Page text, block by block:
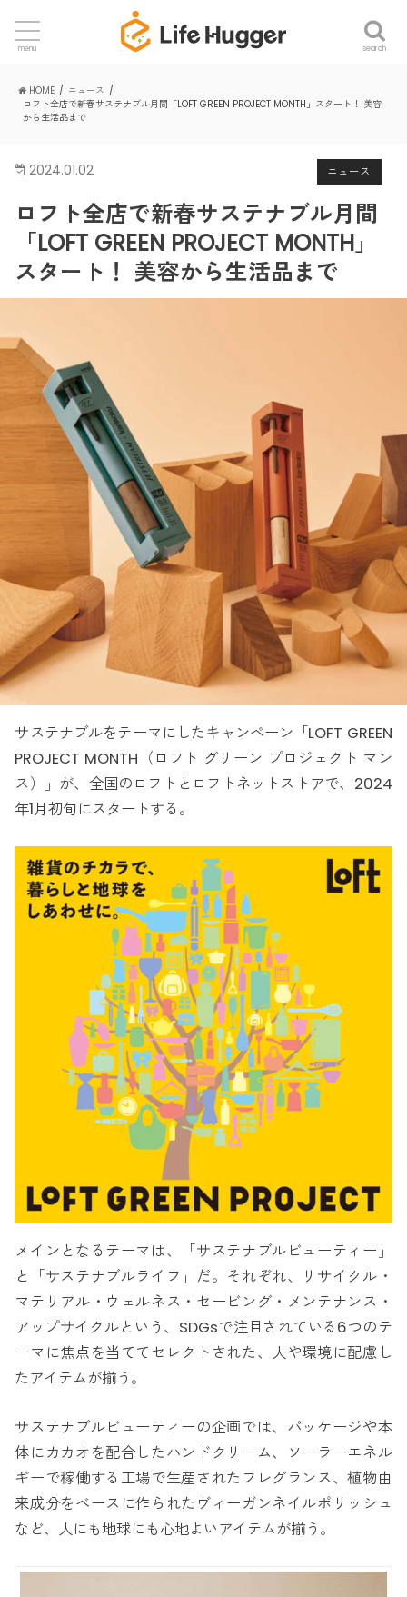
search
menu
HOME
ニュース
ロフト全店で新春サステナブル月間「LOFT GREEN PROJECT MONTH」スタート！ 美容
から生活品まで
ニュース
2024.01.02
ロフト全店で新春サステナブル月間
「LOFT GREEN PROJECT MONTH」
スタート！ 美容から生活品まで
サステナブルをテーマにしたキャンペーン「LOFT GREEN
PROJECT MONTH（ロフト グリーン プロジェクト マン
ス）」が、全国のロフトとロフトネットストアで、2024
年1月初旬にスタートする。
メインとなるテーマは、「サステナブルビューティー」
と「サステナブルライフ」だ。それぞれ、リサイクル・
マテリアル・ウェルネス・セービング・メンテナンス・
アップサイクルという、SDGsで注目されている6つのテ
ーマに焦点を当ててセレクトされた、人や環境に配慮し
たアイテムが揃う。
サステナブルビューティーの企画では、パッケージや本
体にカカオを配合したハンドクリーム、ソーラーエネル
ギーで稼働する工場で生産されたフレグランス、植物由
来成分をベースに作られたヴィーガンネイルポリッシュ
など、人にも地球にも心地よいアイテムが揃う。